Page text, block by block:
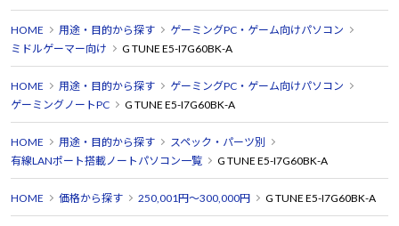
HOME 用途・目的から探す
ゲーミングPC・ゲーム向けパソコン
ミドルゲーマー向け
G TUNE E5-I7G60BK-A
HOME 用途・目的から探す
ゲーミングPC・ゲーム向けパソコン
ゲーミングノートPC
G TUNE E5-I7G60BK-A
HOME 用途・目的から探す
スペック・パーツ別
有線LANポート搭載ノートパソコン一覧
G TUNE E5-I7G60BK-A
HOME 価格から探す 250,001円～300,000円 G TUNE E5-I7G60BK-A